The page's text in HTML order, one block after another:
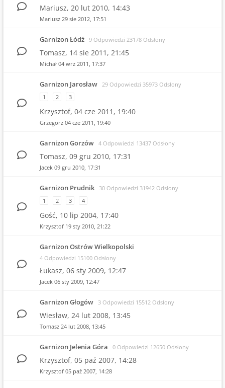
Mariusz, 20 lut 2010, 14:43
Mariusz 29 sie 2012, 17:51
Garnizon Łódź 9 Odpowiedzi 23178 Odsłony
Tomasz, 14 sie 2011, 21:45
Michał 04 wrz 2011, 17:37
Garnizon Jarosław 29 Odpowiedzi 35973 Odsłony
1
2 3
Krzysztof, 04 cze 2011, 19:40
Grzegorz 04 cze 2011, 19:40
Garnizon Gorzów 4 Odpowiedzi 13437 Odsłony
Tomasz, 09 gru 2010, 17:31
Jacek 09 gru 2010, 17:31
Garnizon Prudnik 30 Odpowiedzi 31942 Odsłony
1
2 3 4
Gość, 10 lip 2004, 17:40
Krzysztof 19 sty 2010, 21:22
Garnizon Ostrów Wielkopolski
4 Odpowiedzi 15100 Odsłony
Łukasz, 06 sty 2009, 12:47
Jacek 06 sty 2009, 12:47
Garnizon Głogów 3 Odpowiedzi 15512 Odsłony
Wiesław, 24 lut 2008, 13:45
Tomasz 24 lut 2008, 13:45
Garnizon Jelenia Góra 0 Odpowiedzi 12650 Odsłony
Krzysztof, 05 paź 2007, 14:28
Krzysztof 05 paź 2007, 14:28